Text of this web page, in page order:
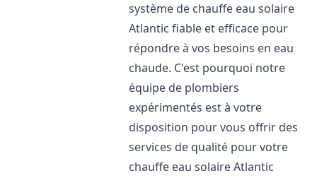
système de chauffe eau solaire
Atlantic fiable et efficace pour
répondre à vos besoins en eau
chaude. C'est pourquoi notre
équipe de plombiers
expérimentés est à votre
disposition pour vous offrir des
services de qualité pour votre
chauffe eau solaire Atlantic